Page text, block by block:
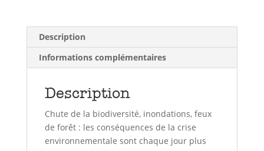
Description
Informations complémentaires
Description
Chute de la biodiversité, inondations, feux
de forêt : les conséquences de la crise
environnementale sont chaque jour plus